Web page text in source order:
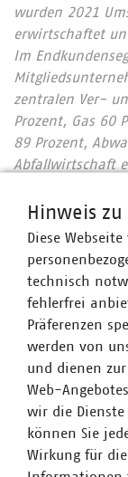
wurden 2021
erwirtschaftet
Im
zentralen Ver-
Prozent, Gas 60
89 Prozent,
Abfallwirtschaft
eingespart –
Klimaschutzes.
engagieren sich
investieren pro
wollen 80
Glasfasernetz
Wir halten
geschieht, wenn
für heute und
Positionen:
Hinweis zu
Diese
technisch
fehlerfrei
Präferenzen
werden von
und dienen
Web-
wir die Dienste
können Sie
Wirkung für